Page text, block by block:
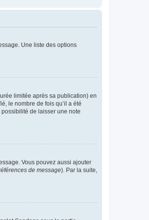
Une liste des options
limitée après sa publication) en
le nombre de fois qu’il a été
de laisser une note
Vous pouvez aussi ajouter
de message). Par la suite,